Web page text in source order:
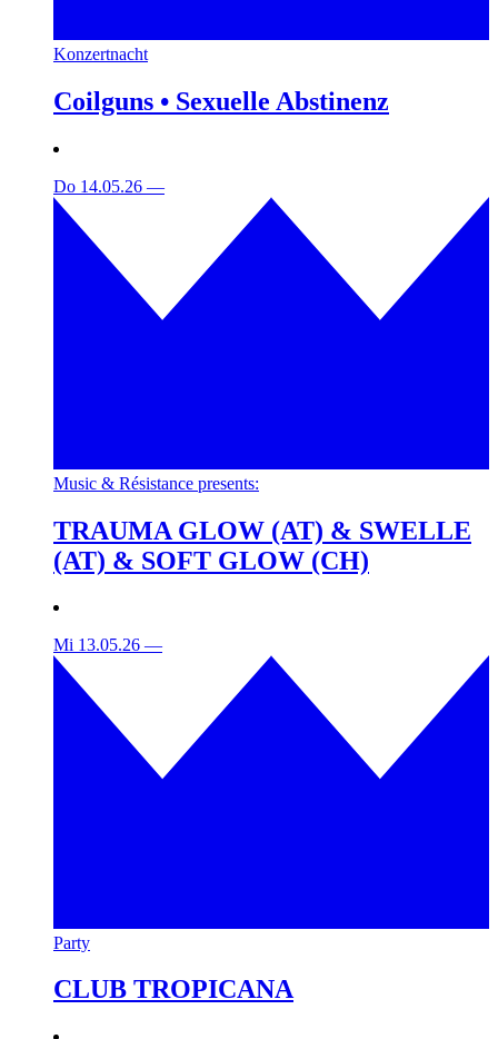
Konzertnacht
Coilguns • Sexuelle Abstinenz
Do 14.05.26 —
Music & Résistance presents:
TRAUMA GLOW (AT) & SWELLE
(AT) & SOFT GLOW (CH)
Mi 13.05.26 —
Party
CLUB TROPICANA